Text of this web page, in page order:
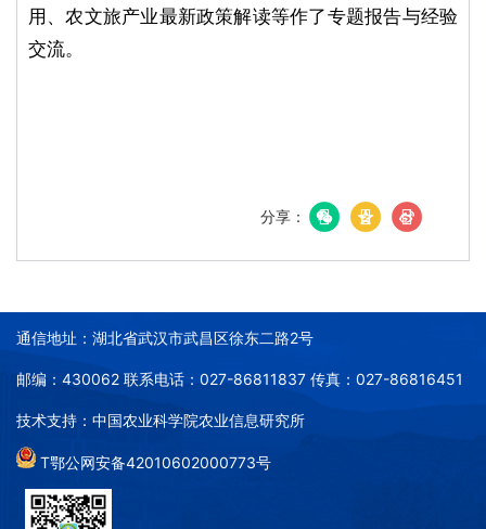
用、农文旅产业最新政策解读等作了专题报告与经验
交流。
分享：
通信地址：湖北省武汉市武昌区徐东二路2号
邮编：430062 联系电话：027-86811837 传真：027-86816451
技术支持：中国农业科学院农业信息研究所
T鄂公网安备42010602000773号